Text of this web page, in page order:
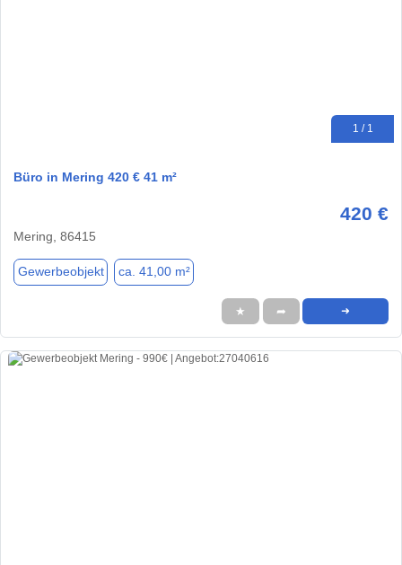
1 / 1
Büro in Mering 420 € 41 m²
420 €
Mering, 86415
Gewerbeobjekt ca. 41,00 m²
★ ➦ ➜